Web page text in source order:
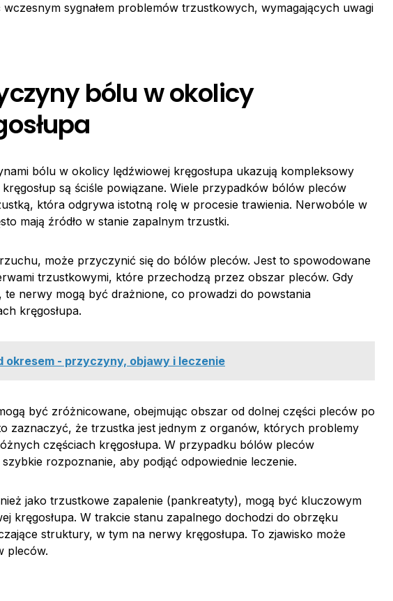
sygnałem problemów trzustkowych, wymagających uwagi
bólu w okolicy
bólu w okolicy lędźwiowej kręgosłupa ukazują kompleksowy
są ściśle powiązane. Wiele przypadków bólów pleców
która odgrywa istotną rolę w procesie trawienia. Nerwobóle w
mają źródło w stanie zapalnym trzustki.
może przyczynić się do bólów pleców. Jest to spowodowane
trzustkowymi, które przechodzą przez obszar pleców. Gdy
nerwy mogą być drażnione, co prowadzi do powstania
kręgosłupa.
okresem - przyczyny, objawy i leczenie
być zróżnicowane, obejmując obszar od dolnej części pleców po
zaznaczyć, że trzustka jest jednym z organów, których problemy
częściach kręgosłupa. W przypadku bólów pleców
rozpoznanie, aby podjąć odpowiednie leczenie.
jako trzustkowe zapalenie (pankreatyty), mogą być kluczowym
kręgosłupa. W trakcie stanu zapalnego dochodzi do obrzęku
struktury, w tym na nerwy kręgosłupa. To zjawisko może
pleców.